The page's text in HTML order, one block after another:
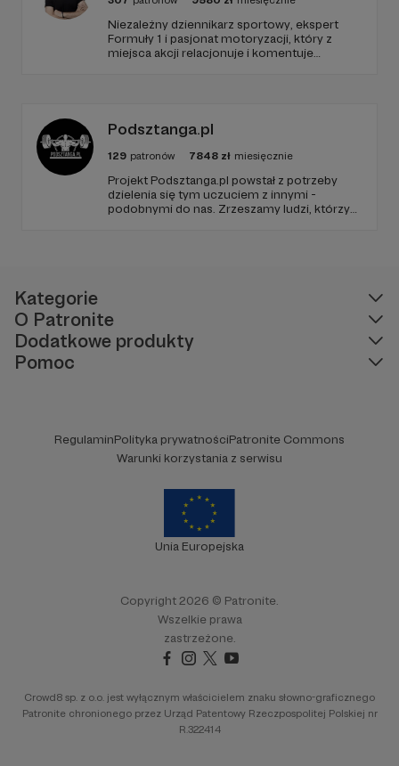
Niezależny dziennikarz sportowy, ekspert
Formuły 1 i pasjonat motoryzacji, który z
miejsca akcji relacjonuje i komentuje
najwyższym poziomie.
Podsztanga.pl
129 patronów 7848 zł miesięcznie
Projekt Podsztanga.pl powstał z potrzeby
dzielenia się tym uczuciem z innymi -
podobnymi do nas. Zrzeszamy ludzi, którzy
Kategorie
O Patronite
Dodatkowe produkty
Pomoc
RegulaminPolityka prywatnościPatronite Commons
Warunki korzystania z serwisu
Unia Europejska
Copyright 2026 © Patronite.
Wszelkie prawa
zastrzeżone.
Crowd8 sp. z o.o. jest wyłącznym właścicielem znaku słowno-graficznego
Patronite chronionego przez Urząd Patentowy Rzeczpospolitej Polskiej nr
R.322414